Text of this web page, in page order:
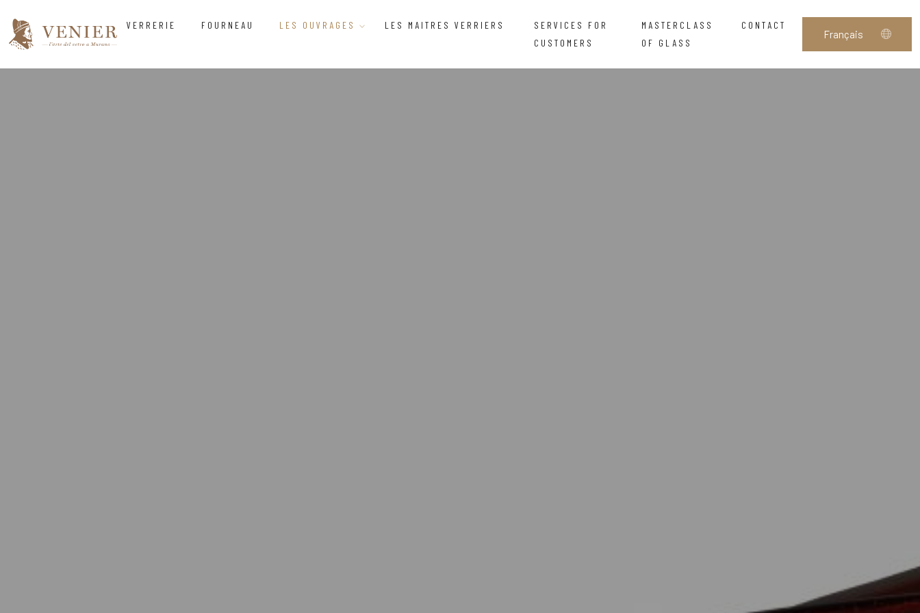
VERRERIE FOURNEAU LES OUVRAGES LES MAITRES VERRIERS
SERVICES FOR
CUSTOMERS
MASTERCLASS
OF GLASS
CONTACT